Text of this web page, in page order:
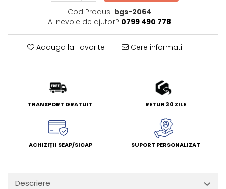
Cod Produs: bgs-2064
Ai nevoie de ajutor? 0799 490 778
Adauga la Favorite Cere informatii
TRANSPORT GRATUIT RETUR 30 ZILE
ACHIZIȚII SEAP/SICAP SUPORT PERSONALIZAT
Descriere